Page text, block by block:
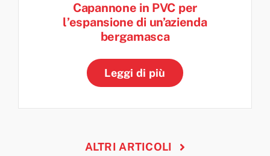
Capannone in PVC per
l’espansione di un’azienda
bergamasca
Leggi di più
ALTRI ARTICOLI